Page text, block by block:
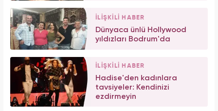
İLİŞKİLİ HABER
Dünyaca ünlü Hollywood
yıldızları Bodrum'da
İLİŞKİLİ HABER
Hadise'den kadınlara
tavsiyeler: Kendinizi
ezdirmeyin